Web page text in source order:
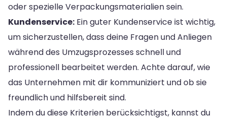
oder spezielle Verpackungsmaterialien sein.
Kundenservice: Ein guter Kundenservice ist wichtig,
um sicherzustellen, dass deine Fragen und Anliegen
während des Umzugsprozesses schnell und
professionell bearbeitet werden. Achte darauf, wie
das Unternehmen mit dir kommuniziert und ob sie
freundlich und hilfsbereit sind.
Indem du diese Kriterien berücksichtigst, kannst du